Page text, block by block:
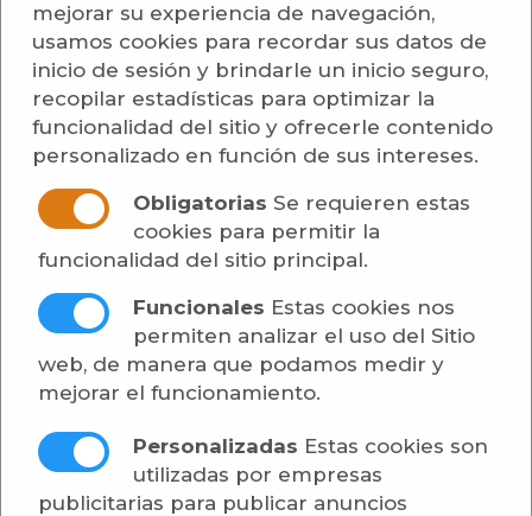
mejorar su experiencia de navegación,
usamos cookies para recordar sus datos de
inicio de sesión y brindarle un inicio seguro,
recopilar estadísticas para optimizar la
funcionalidad del sitio y ofrecerle contenido
personalizado en función de sus intereses.
Obligatorias Se requieren estas
cookies para permitir la
funcionalidad del sitio principal.
Funcionales Estas cookies nos
permiten analizar el uso del Sitio
web, de manera que podamos medir y
mejorar el funcionamiento.
Personalizadas Estas cookies son
utilizadas por empresas
publicitarias para publicar anuncios
Perfil del Contratante
Búsqueda avanzada
Buscar expediente
Ver
Si desea consultar sólo los
anuncios de un expediente.
Introduzca la referencia del
mismo, según figure en la
documentación recibida y
pulse VER.
Tablón Oficial de Anuncios de Interés para los
Contratantes